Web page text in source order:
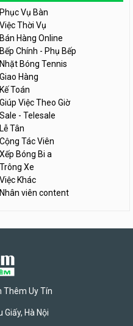
Phục Vụ Bàn
Việc Thời Vụ
Bán Hàng Online
Bếp Chính - Phụ Bếp
Nhặt Bóng Tennis
Giao Hàng
Kế Toán
Giúp Việc Theo Giờ
Sale - Telesale
Lễ Tân
Cộng Tác Viên
Xếp Bóng Bi a
Trông Xe
Việc Khác
Nhân viên content
Thêm Uy Tín
Giấy, Hà Nội